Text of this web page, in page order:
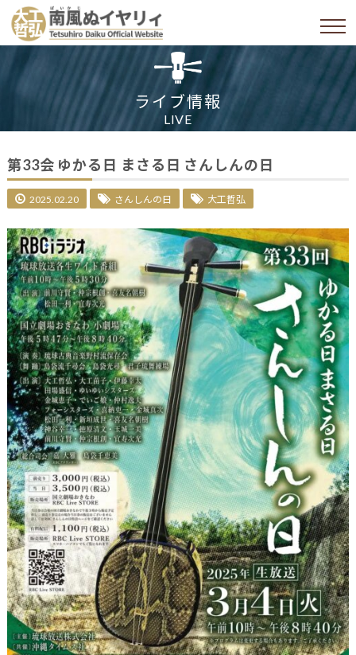
ライブ情報
LIVE
第33会 ゆかる日 まさる日 さんしんの日
2025.02.20 さんしんの日 大工哲弘